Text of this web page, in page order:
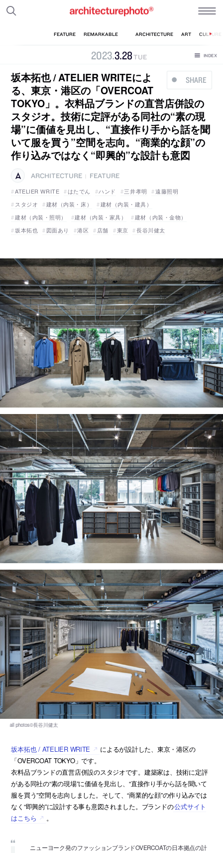
2023.3.28 TUE
SHARE
坂本拓也 / ATELIER WRITEによ
る、東京・港区の「OVERCOAT
TOKYO」。衣料品ブランドの直営店併設の
スタジオ。技術に定評がある同社の“素の現
場”に価値を見出し、“直接作り手から話を聞
いて服を買う”空間を志向。“商業的な顔”の
作り込みではなく“即興的”な設計も意図
ARCHITECTURE
FEATURE
ATELIER WRITE
はたでん ハンド 三井孝明
遠藤照明
スタジオ
建材（内装・床）
建材（内装・建具）
建材（内装・照明）
建材（内装・家具）
建材（内装・金物）
坂本拓也
図面あり 港区 店舗 東京 長谷川健太
坂本拓也 / ATELIER WRITE
によるが設計した、東京・港区の
「OVERCOAT TOKYO」です。
衣料品ブランドの直営店併設のスタジオです。建築家は、技術に定評
がある同社の“素の現場”に価値を見出し、“直接作り手から話を聞いて
服を買う”空間を志向しました。そして、“商業的な顔”の作り込みでは
なく“即興的”に設計する事も意図されました。ブランドの公式サイト
はこちら
。
ニューヨーク発のファッションブランドOVERCOATの日本拠点の計